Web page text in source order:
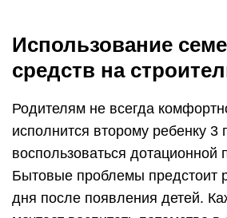
Использование
средств на
Родителям не всегда
исполнится второму ребенку 3
воспользоваться
Бытовые проблемы предстоит
дня после появления детей.